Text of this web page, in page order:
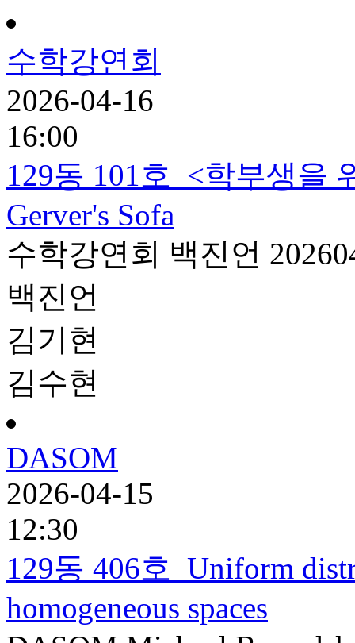
수학강연회
2026-04-16
16:00
129동 101호
<학부생을
Gerver's Sofa
수학강연회 백진언
백진언
김기현
김수현
DASOM
2026-04-15
12:30
129동 406호 Uniform
homogeneous spaces